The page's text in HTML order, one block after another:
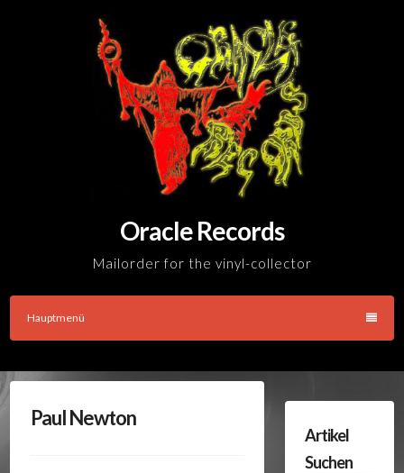
Oracle Records
Mailorder for the vinyl-collector
Hauptmenü
Paul Newton
Artikel
Suchen